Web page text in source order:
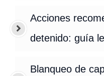
Acciones
detenido: guía
Blanqueo de